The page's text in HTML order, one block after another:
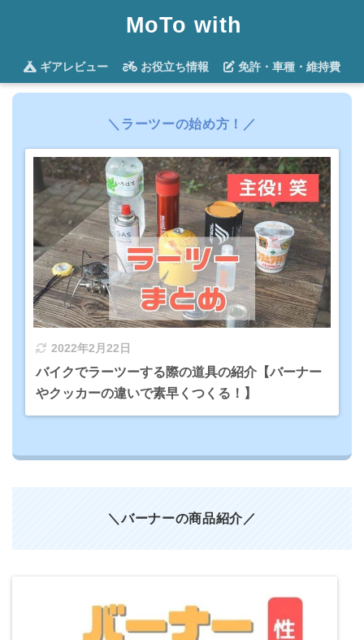
MoTo with
ギアレビュー お役立ち情報 免許・車種・維持費
＼ ラーツーの始め方 ！／
2022年2月22日
バイクでラーツーする際の道具の紹介【バーナー
やクッカーの違いで素早くつくる！】
＼バーナーの商品紹介／